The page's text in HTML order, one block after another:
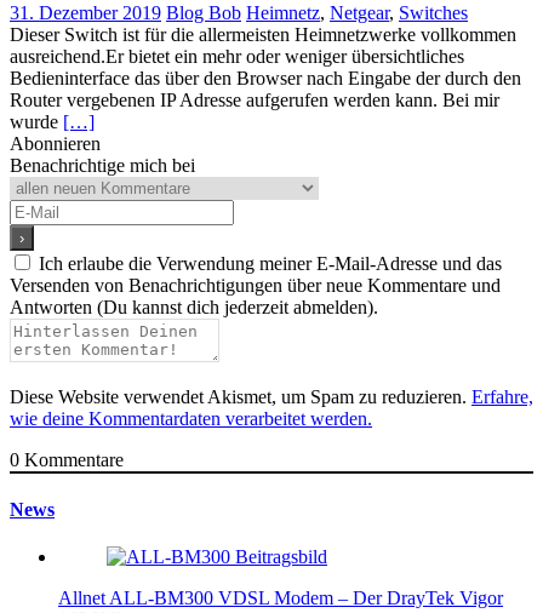
31. Dezember 2019 Blog Bob Heimnetz, Netgear, Switches
Dieser Switch ist für die allermeisten Heimnetzwerke vollkommen
ausreichend.Er bietet ein mehr oder weniger übersichtliches
Bedieninterface das über den Browser nach Eingabe der durch den
Router vergebenen IP Adresse aufgerufen werden kann. Bei mir
wurde […]
Abonnieren
Benachrichtige mich bei
Ich erlaube die Verwendung meiner E-Mail-Adresse und das
Versenden von Benachrichtigungen über neue Kommentare und
Antworten (Du kannst dich jederzeit abmelden).
Diese Website verwendet Akismet, um Spam zu reduzieren. Erfahre,
wie deine Kommentardaten verarbeitet werden.
0 Kommentare
News
Allnet ALL-BM300 VDSL Modem – Der DrayTek Vigor